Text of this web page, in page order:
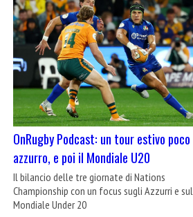
OnRugby Podcast: un tour estivo poco
azzurro, e poi il Mondiale U20
Il bilancio delle tre giornate di Nations
Championship con un focus sugli Azzurri e sul
Mondiale Under 20